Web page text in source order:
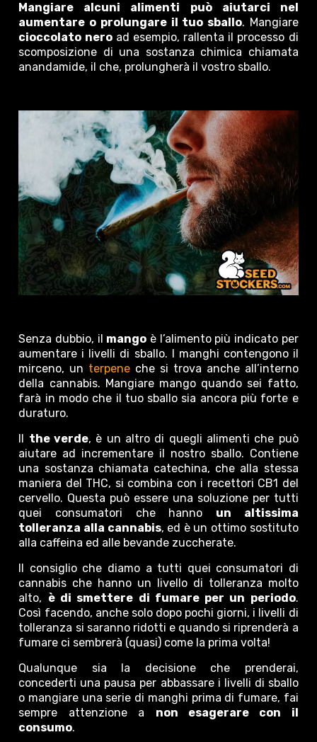
Mangiare alcuni alimenti può aiutarci nel
aumentare o prolungare il tuo sballo. Mangiare
cioccolato neroad esempio, rallenta il processo di
scomposizione di una sostanza chimica chiamata
anandamide, il che, prolungherà il vostro sballo.
Senza dubbio, il mango è l’alimento più indicato per
aumentare i livelli di sballo. I manghi contengono il
mirceno, un terpene che si trova anche all’interno
della cannabis. Mangiare mango quando sei fatto,
farà in modo che il tuo sballo sia ancora più forte e
duraturo.
Il the verde, è un altro di quegli alimenti che può
aiutare ad incrementare il nostro sballo. Contiene
una sostanza chiamata catechina, che alla stessa
maniera del THC, si combina con i recettori CB1 del
cervello. Questa può essere una soluzione per tutti
quei consumatori che hanno un altissima
tolleranza alla cannabis, ed è un ottimo sostituto
alla caffeina ed alle bevande zuccherate.
Il consiglio che diamo a tutti quei consumatori di
cannabis che hanno un livello di tolleranza molto
alto, è di smettere di fumare per un periodo.
Così facendo, anche solo dopo pochi giorni, i livelli di
tolleranza si saranno ridotti e quando si riprenderà a
fumare ci sembrerà (quasi) come la prima volta!
Qualunque sia la decisione che prenderai,
concederti una pausa per abbassare i livelli di sballo
o mangiare una serie di manghi prima di fumare, fai
sempre attenzione a non esagerare con il
consumo.